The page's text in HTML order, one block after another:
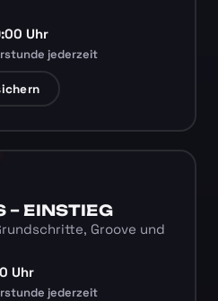
Uhr
jederzeit
– EINSTIEG
Groove und
Uhr
jederzeit